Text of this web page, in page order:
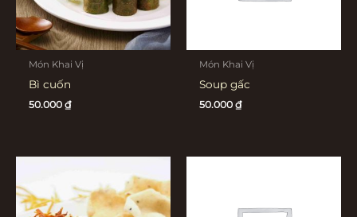
Món Khai Vị
Bì cuốn
50.000₫
Món Khai Vị
Soup gấc
50.000₫